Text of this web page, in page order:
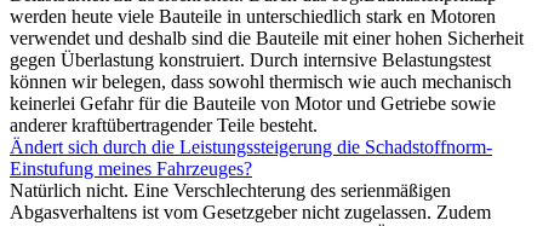
werden heute viele Bauteile in unterschiedlich stark en Motoren
verwendet und deshalb sind die Bauteile mit einer hohen Sicherheit
gegen Überlastung konstruiert. Durch internsive Belastungstest
können wir belegen, dass sowohl thermisch wie auch mechanisch
keinerlei Gefahr für die Bauteile von Motor und Getriebe sowie
anderer kraftübertragender Teile besteht.
Ändert sich durch die Leistungssteigerung die Schadstoffnorm-
Einstufung meines Fahrzeuges?
Natürlich nicht. Eine Verschlechterung des serienmäßigen
Abgasverhaltens ist vom Gesetzgeber nicht zugelassen. Zudem